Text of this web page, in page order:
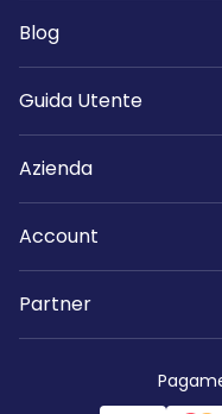
Blog
Guida Utente
Azienda
Account
Partner